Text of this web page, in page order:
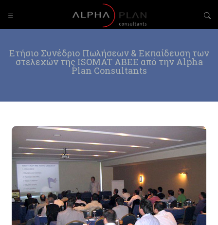
Ετήσιο Συνέδριο Πωλήσεων & Εκπαίδευση των
στελεχών της ISOMAT ΑΒΕΕ από την Alpha
Plan Consultants